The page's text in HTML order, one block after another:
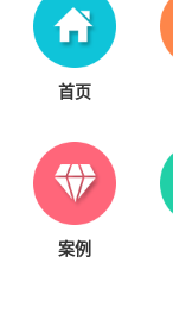
首页
案例